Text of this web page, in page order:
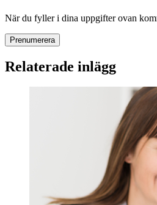
När du fyller i dina uppgifter ovan
Relaterade inlägg